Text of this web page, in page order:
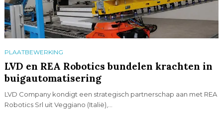
PLAATBEWERKING
LVD en REA Robotics bundelen krachten in
buigautomatisering
LVD Company kondigt een strategisch partnerschap aan met REA
Robotics Srl uit Veggiano (Italië),...